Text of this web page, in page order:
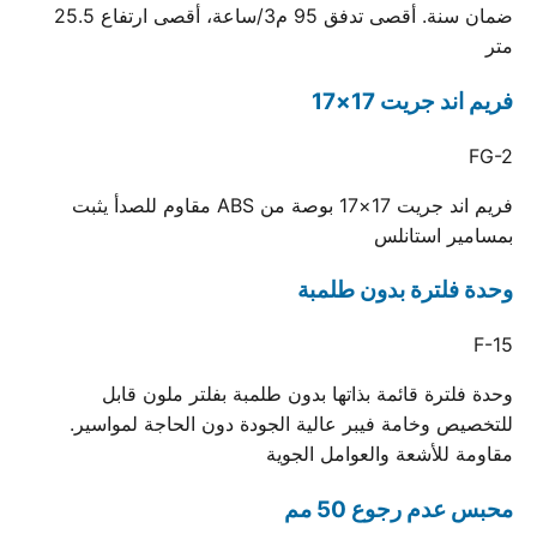
ضمان سنة. أقصى تدفق 95 م3/ساعة، أقصى ارتفاع 25.5
متر
فريم اند جريت 17×17
FG-2
فريم اند جريت 17×17 بوصة من ABS مقاوم للصدأ يثبت
بمسامير استانلس
وحدة فلترة بدون طلمبة
F-15
وحدة فلترة قائمة بذاتها بدون طلمبة بفلتر ملون قابل
للتخصيص وخامة فيبر عالية الجودة دون الحاجة لمواسير.
مقاومة للأشعة والعوامل الجوية
محبس عدم رجوع 50 مم